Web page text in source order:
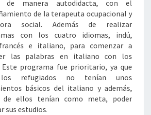
de manera autodidacta, con el
de la terapeuta ocupacional y
social. Además de realizar
con los cuatro idiomas, indú,
e italiano, para comenzar a
las palabras en italiano con los
programa fue prioritario, ya que
refugiados no tenían unos
básicos del italiano y además,
de ellos tenían como meta, poder
sus estudios.